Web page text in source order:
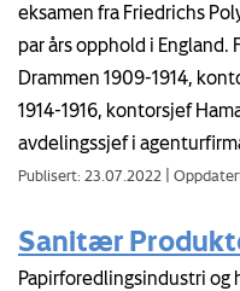
eksamen fra Friedrichs
par års opphold i
Drammen 1909-1914,
1914-1916, kontorsjef
avdelingssjef i
Publisert: 23.07.2022
Sanitær
Papirforedlingsindustri og